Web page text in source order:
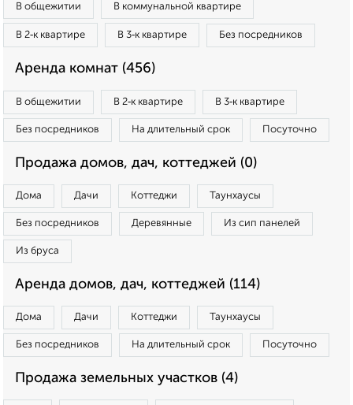
В общежитии В коммунальной квартире
В 2‑к квартире В 3‑к квартире Без посредников
Аренда комнат (456)
В общежитии В 2‑к квартире В 3‑к квартире
Без посредников На длительный срок Посуточно
Продажа домов, дач, коттеджей (0)
Дома Дачи Коттеджи Таунхаусы
Без посредников Деревянные Из сип панелей
Из бруса
Аренда домов, дач, коттеджей (114)
Дома Дачи Коттеджи Таунхаусы
Без посредников На длительный срок Посуточно
Продажа земельных участков (4)